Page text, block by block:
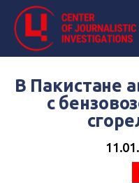
В Пакистане
с